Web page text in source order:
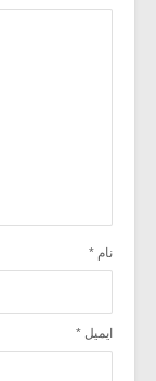
نام *
ایمیل *